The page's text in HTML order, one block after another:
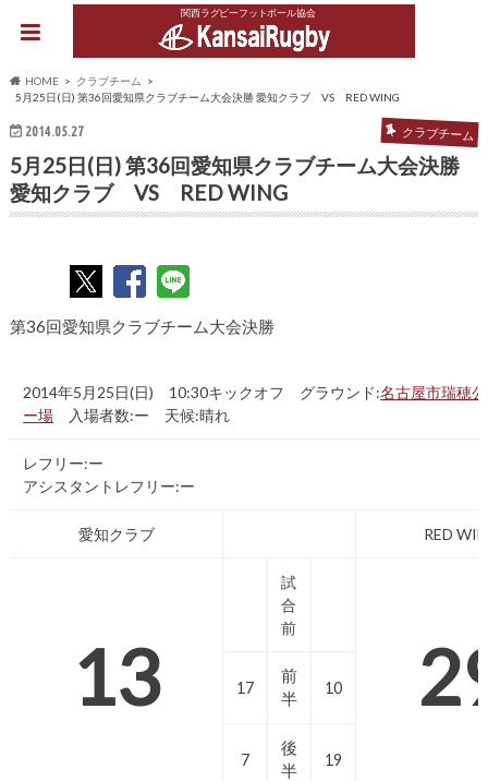
関西ラグビーフットボール協会
HOME
クラブチーム
5月25日(日) 第36回愛知県クラブチーム大会決勝 愛知クラブ VS RED WING
2014.05.27 クラブチーム
5月25日(日) 第36回愛知県クラブチーム大会決勝
愛知クラブ VS RED WING
第36回愛知県クラブチーム大会決勝
2014年5月25日(日) 10:30キックオフ グラウンド:名古屋市瑞穂
ー場 入場者数:ー 天候:晴れ
レフリー:ー
アシスタントレフリー:ー
愛知クラブ RED
13
試
合
前
17
前
半
10
7
後
半
19